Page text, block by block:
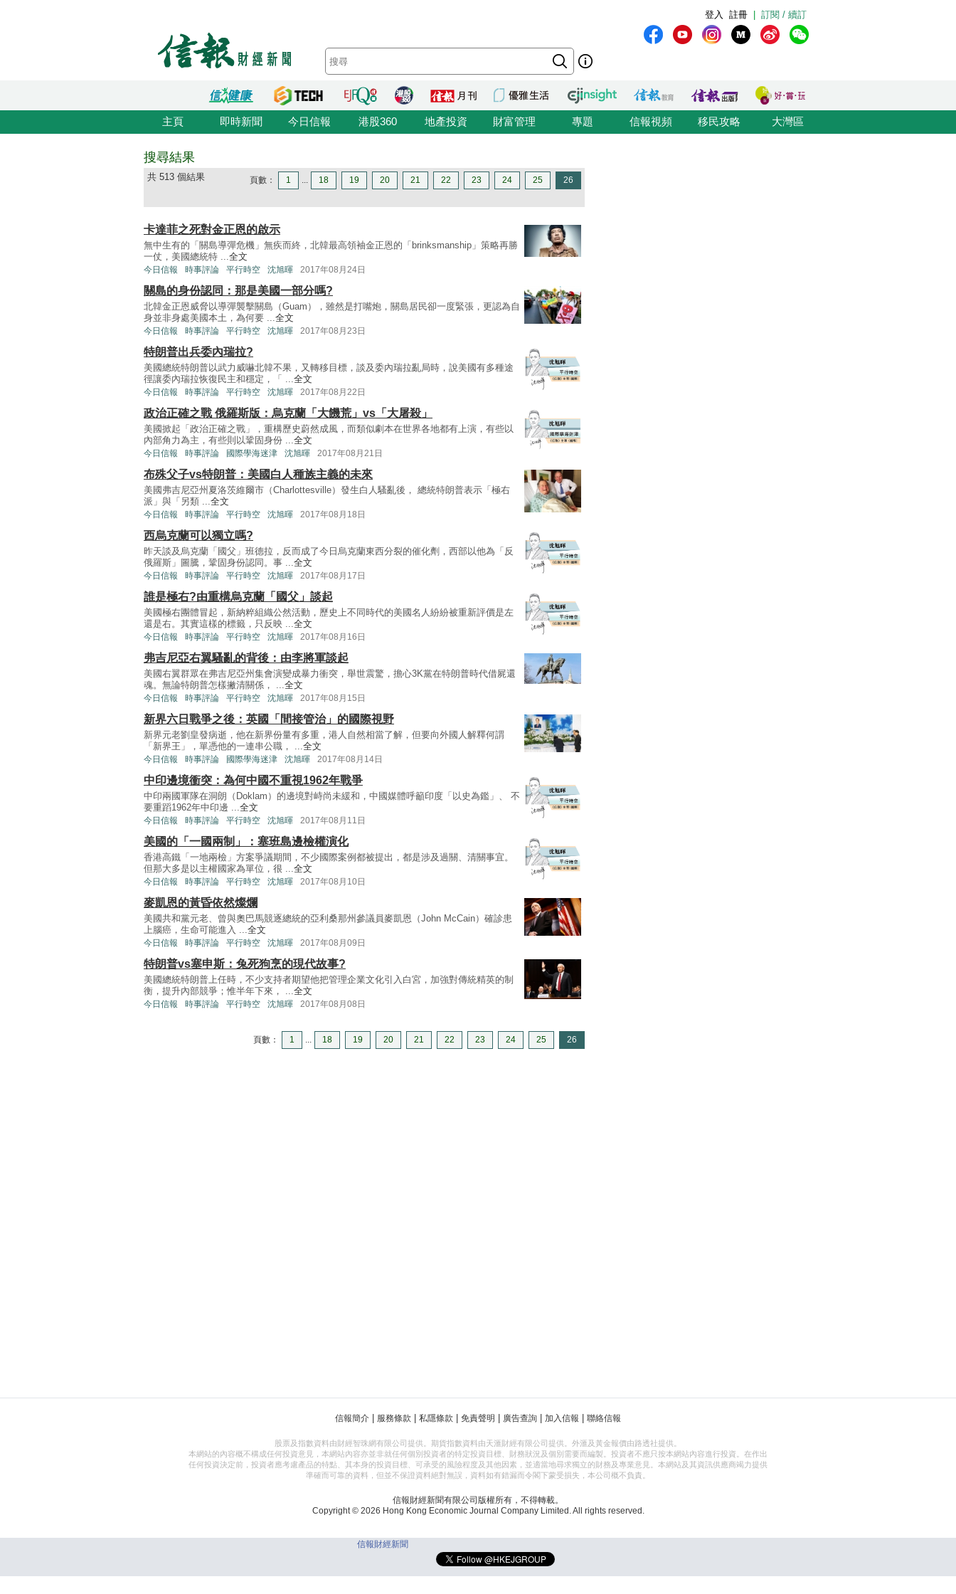
訂閱 / 續訂
註冊
登入
主頁 即時新聞 今日信報 港股360 地產投資 財富管理 專題 信報視頻 移民攻略 大灣區
搜尋結果
共 513 個結果 頁數： 1 ... 18 19 20 21 22 23 24 25 26
卡達菲之死對金正恩的啟示
無中生有的「關島導彈危機」無疾而終，北韓最高領袖金正恩的「brinksmanship」策略再勝
一仗，美國總統特 ...全文
今日信報 時事評論 平行時空 沈旭暉 2017年08月24日
關島的身份認同：那是美國一部分嗎?
北韓金正恩威脅以導彈襲擊關島（Guam），雖然是打嘴炮，關島居民卻一度緊張，更認為自
身並非身處美國本土，為何要 ...全文
今日信報 時事評論 平行時空 沈旭暉 2017年08月23日
特朗普出兵委內瑞拉?
美國總統特朗普以武力威嚇北韓不果，又轉移目標，談及委內瑞拉亂局時，說美國有多種途
徑讓委內瑞拉恢復民主和穩定，「 ...全文
今日信報 時事評論 平行時空 沈旭暉 2017年08月22日
政治正確之戰 俄羅斯版：烏克蘭「大饑荒」vs「大屠殺」
美國掀起「政治正確之戰」，重構歷史蔚然成風，而類似劇本在世界各地都有上演，有些以
內部角力為主，有些則以鞏固身份 ...全文
今日信報 時事評論 國際學海迷津 沈旭暉 2017年08月21日
布殊父子vs特朗普：美國白人種族主義的未來
美國弗吉尼亞州夏洛茨維爾市（Charlottesville）發生白人騷亂後， 總統特朗普表示「極右
派」與「另類 ...全文
今日信報 時事評論 平行時空 沈旭暉 2017年08月18日
西烏克蘭可以獨立嗎?
昨天談及烏克蘭「國父」班德拉，反而成了今日烏克蘭東西分裂的催化劑，西部以他為「反
俄羅斯」圖騰，鞏固身份認同。事 ...全文
今日信報 時事評論 平行時空 沈旭暉 2017年08月17日
誰是極右?由重構烏克蘭「國父」談起
美國極右團體冒起，新納粹組織公然活動，歷史上不同時代的美國名人紛紛被重新評價是左
還是右。其實這樣的標籤，只反映 ...全文
今日信報 時事評論 平行時空 沈旭暉 2017年08月16日
弗吉尼亞右翼騷亂的背後：由李將軍談起
美國右翼群眾在弗吉尼亞州集會演變成暴力衝突，舉世震驚，擔心3K黨在特朗普時代借屍還
魂。無論特朗普怎樣撇清關係， ...全文
今日信報 時事評論 平行時空 沈旭暉 2017年08月15日
新界六日戰爭之後：英國「間接管治」的國際視野
新界元老劉皇發病逝，他在新界份量有多重，港人自然相當了解，但要向外國人解釋何謂
「新界王」，單憑他的一連串公職， ...全文
今日信報 時事評論 國際學海迷津 沈旭暉 2017年08月14日
中印邊境衝突：為何中國不重視1962年戰爭
中印兩國軍隊在洞朗（Doklam）的邊境對峙尚未緩和，中國媒體呼籲印度「以史為鑑」、 不
要重蹈1962年中印邊 ...全文
今日信報 時事評論 平行時空 沈旭暉 2017年08月11日
美國的「一國兩制」：塞班島邊檢權演化
香港高鐵「一地兩檢」方案爭議期間，不少國際案例都被提出，都是涉及過關、清關事宜。
但那大多是以主權國家為單位，很 ...全文
今日信報 時事評論 平行時空 沈旭暉 2017年08月10日
麥凱恩的黃昏依然燦爛
美國共和黨元老、曾與奧巴馬競逐總統的亞利桑那州參議員麥凱恩（John McCain）確診患
上腦癌，生命可能進入 ...全文
今日信報 時事評論 平行時空 沈旭暉 2017年08月09日
特朗普vs塞申斯：兔死狗烹的現代故事?
美國總統特朗普上任時，不少支持者期望他把管理企業文化引入白宮，加強對傳統精英的制
衡，提升內部競爭；惟半年下來， ...全文
今日信報 時事評論 平行時空 沈旭暉 2017年08月08日
頁數： 1 ... 18 19 20 21 22 23 24 25 26
信報簡介 服務條款 私隱條款 免責聲明 廣告查詢 加入信報 聯絡信報
股票及指數資料由財經智珠網有限公司提供。期貨指數資料由天滙財經有限公司提供。外滙及黃金報價由路透社提供。
本網站的內容概不構成任何投資意見，本網站內容亦並非就任何個別投資者的特定投資目標、財務狀況及個別需要而編製。投資者不應只按本網站內容進行投資。在作出
任何投資決定前，投資者應考慮產品的特點、其本身的投資目標、可承受的風險程度及其他因素，並適當地尋求獨立的財務及專業意見。本網站及其資訊供應商竭力提供
準確而可靠的資料，但並不保證資料絕對無誤，資料如有錯漏而令閣下蒙受損失，本公司概不負責。
信報財經新聞有限公司版權所有，不得轉載。
Copyright © 2026 Hong Kong Economic Journal Company Limited. All rights reserved.
信報財經新聞